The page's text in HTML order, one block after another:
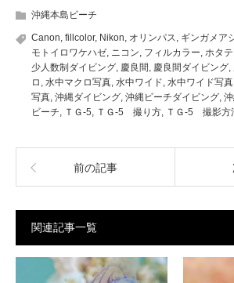
沖縄本島ビーチ
Canon fillcolor, Nikon オリンパス ギンガメア
モトイロワケハゼ ニコン フィルカラー ホタ
少人数制ダイビング 慶良間 慶良間ダイビング
ロ 水中マクロ写真 水中ワイド 水中ワイド写真
写真 沖縄ダイビング 沖縄ビーチダイビング
ビーチ
ＴＧ-5 ＴＧ-5 撮り方 ＴＧ-5 撮影方
前の記事
関連記事一覧